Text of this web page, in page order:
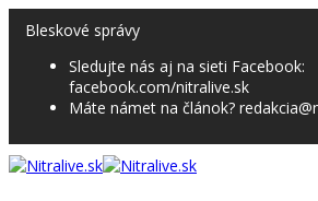
Bleskové správy
Sledujte nás aj na sieti Facebook:
facebook.com/nitralive.sk
Máte námet na článok?